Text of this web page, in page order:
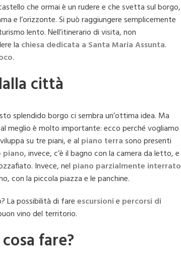
che ormai è un rudere e che svetta sul borgo,
e l’orizzonte. Si può raggiungere semplicemente
lento. Nell’itinerario di visita, non
la chiesa dedicata a Santa Maria Assunta.
.
città
splendido borgo ci sembra un’ottima idea. Ma
meglio è molto importante: ecco perché vogliamo
su tre piani, e al piano terrasono presenti
piano, invece, c’è il bagno con la camera da letto, e
Invece, nel piano parzialmente interrato
con la piccola piazza e le panchine.
La possibilità di fareescursionie percorsi di
vino del territorio.
fare?